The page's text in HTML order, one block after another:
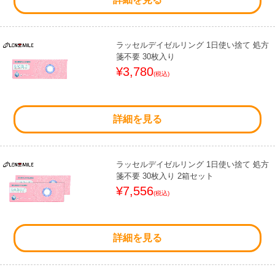
ラッセルデイゼルリング 1日使い捨て 処方
箋不要 30枚入り
¥3,780(税込)
詳細を見る
ラッセルデイゼルリング 1日使い捨て 処方
箋不要 30枚入り 2箱セット
¥7,556(税込)
詳細を見る